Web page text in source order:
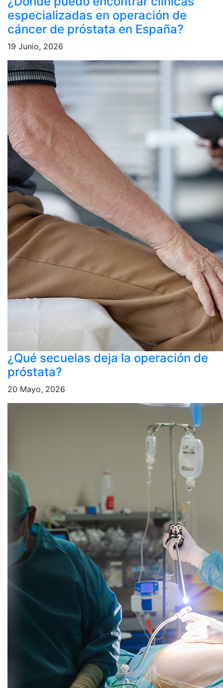
especializadas en operación de
cáncer de próstata en España?
19 Junio, 2026
¿Qué secuelas deja la operación de
próstata?
20 Mayo, 2026